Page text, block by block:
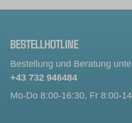
BESTELLHOTLINE
Bestellung und Beratung
+43 732 946484
Mo-Do 8:00-16:30, Fr 8:00-